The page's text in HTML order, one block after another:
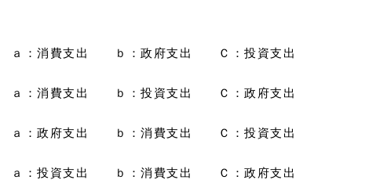
ａ：消費支出 ｂ：政府支出 Ｃ：投資支出
ａ：消費支出 ｂ：投資支出 Ｃ：政府支出
ａ：政府支出 ｂ：消費支出 Ｃ：投資支出
ａ：投資支出 ｂ：消費支出 Ｃ：政府支出